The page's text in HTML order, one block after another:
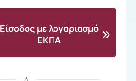
Είσοδος με λογαριασμό
ΕΚΠΑ